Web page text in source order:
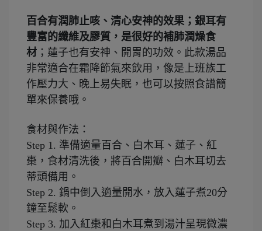
百合有潤肺止咳、清心安神的效果；銀耳有
豐富的纖維及膠質，是很好的補肺潤燥食
材 ；蓮子也有安神、開胃的功效。此款湯品
非常適合在霜降節氣來飲用，像是上班族工
作壓力大、晚上易失眠，也可以按照食譜簡
單來保養哦。
食材與作法：
Step 1. 準備適量百合、白木耳、蓮子、紅
棗，食材清洗後，將百合開瓣、白木耳切去
蒂頭備用。
Step 2. 鍋中倒入適量開水，放入蓮子煮20分
鐘至鬆軟。
Step 3. 加入紅棗和白木耳煮到湯汁呈現微濃